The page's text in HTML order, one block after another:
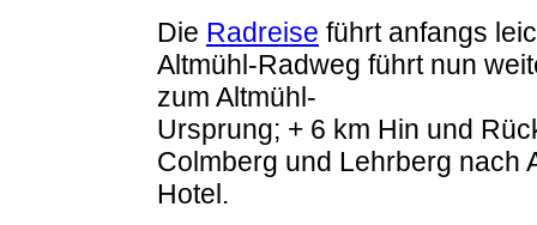
Die Radreise führt anfangs
Altmühl-Radweg führt nun
zum Altmühl-
Ursprung; + 6 km Hin und
Colmberg und Lehrberg
Hotel.